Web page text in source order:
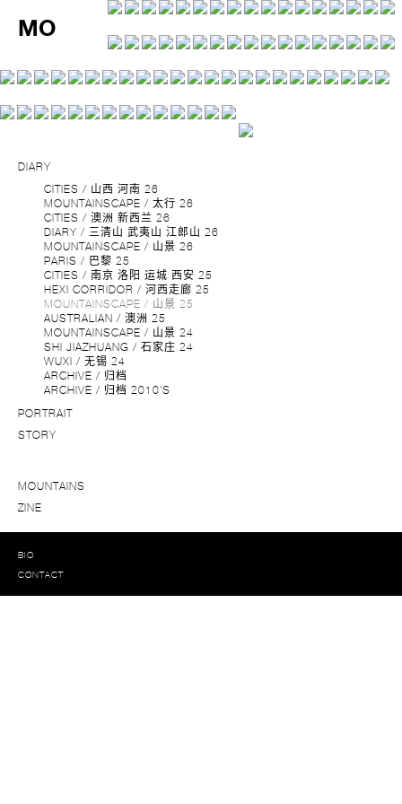
MO
DIARY
CITIES / 山西 河南 26
MOUNTAINSCAPE / 太行 26
CITIES / 澳洲 新西兰 26
DIARY / 三清山 武夷山 江郎山 26
MOUNTAINSCAPE / 山景 26
PARIS / 巴黎 25
CITIES / 南京 洛阳 运城 西安 25
HEXI CORRIDOR / 河西走廊 25
MOUNTAINSCAPE / 山景 25
AUSTRALIAN / 澳洲 25
MOUNTAINSCAPE / 山景 24
SHI JIAZHUANG / 石家庄 24
WUXI / 无锡 24
ARCHIVE / 归档
ARCHIVE / 归档 2010'S
PORTRAIT
STORY
MOUNTAINS
ZINE
BIO
CONTACT